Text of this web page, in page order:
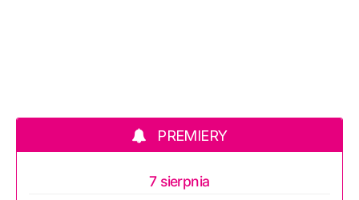
PREMIERY
7 sierpnia